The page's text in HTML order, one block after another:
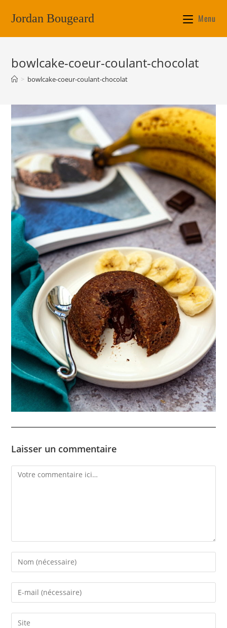
Jordan Bougeard Menu
bowlcake-coeur-coulant-chocolat
> bowlcake-coeur-coulant-chocolat
Laisser un commentaire